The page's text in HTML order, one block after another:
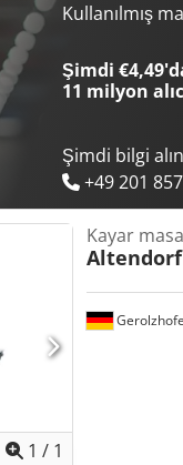
gönye
çalışma yüksekliği
Kullanılmış
Şimdi
11 milyon
Şimdi bilgi alın
+49 201
1 / 1
Kayar
Altendorf